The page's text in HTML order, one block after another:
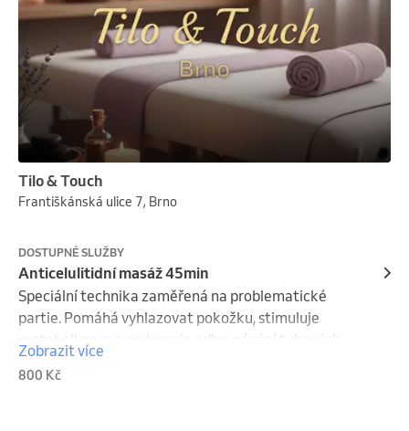
Tilo & Touch
Františkánská ulice 7, Brno
DOSTUPNÉ SLUŽBY
Anticelulitidní masáž 45min
Speciální technika zaměřená na problematické
partie. Pomáhá vyhlazovat pokožku, stimuluje
metabolismus a podporuje odbourávání tukových
buněk. Výsledkem je pevnější a pružnější pleť.
Zobrazit více
800 Kč